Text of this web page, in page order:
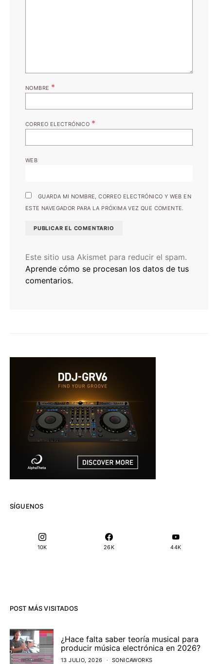
NOMBRE *
CORREO ELECTRÓNICO *
WEB
GUARDA MI NOMBRE, CORREO ELECTRÓNICO Y WEB EN
ESTE NAVEGADOR PARA LA PRÓXIMA VEZ QUE COMENTE.
Este sitio usa Akismet para reducir el spam.
Aprende cómo se procesan los datos de tus
comentarios.
SÍGUENOS
10K 26K 44K
POST MÁS VISITADOS
¿Hace falta saber teoría musical para
producir música electrónica en 2026?
13 JULIO, 2026 SONICAWORKS